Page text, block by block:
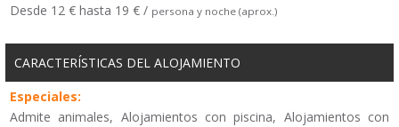
Desde 12 € hasta 19 € / persona y noche (aprox.)
CARACTERÍSTICAS DEL ALOJAMIENTO
Especiales:
Admite animales, Alojamientos con piscina, Alojamientos con